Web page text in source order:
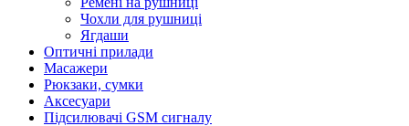
Чохли для рушниці
Ягдаши
Оптичні прилади
Масажери
Рюкзаки, сумки
Аксесуари
Підсилювачі GSM сигналу